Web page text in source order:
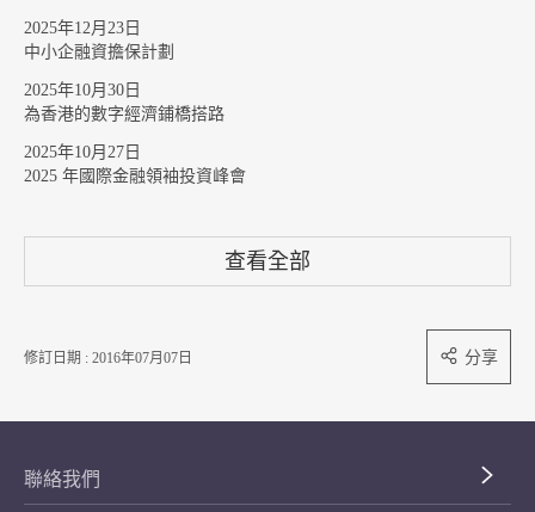
2025年12月23日
中小企融資擔保計劃
2025年10月30日
為香港的數字經濟鋪橋搭路
2025年10月27日
2025 年國際金融領袖投資峰會
查看全部
修訂日期 : 2016年07月07日 分享
聯絡我們